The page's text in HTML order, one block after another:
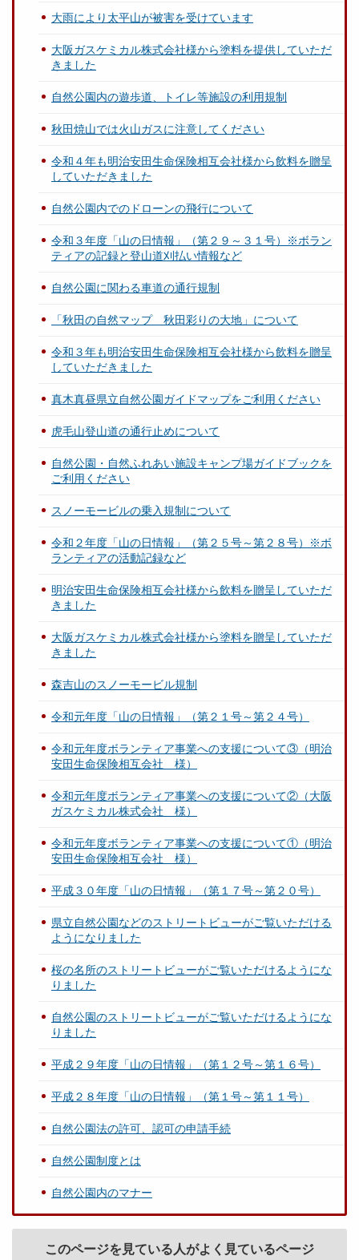
大雨により太平山が被害を受けています
大阪ガスケミカル株式会社様から塗料を提供していただ
きました
自然公園内の遊歩道、トイレ等施設の利用規制
秋田焼山では火山ガスに注意してください
令和４年も明治安田生命保険相互会社様から飲料を贈呈
していただきました
自然公園内でのドローンの飛行について
令和３年度「山の日情報」（第２９～３１号）※ボラン
ティアの記録と登山道刈払い情報など
自然公園に関わる車道の通行規制
「秋田の自然マップ 秋田彩りの大地」について
令和３年も明治安田生命保険相互会社様から飲料を贈呈
していただきました
真木真昼県立自然公園ガイドマップをご利用ください
虎毛山登山道の通行止めについて
自然公園・自然ふれあい施設キャンプ場ガイドブックを
ご利用ください
スノーモービルの乗入規制について
令和２年度「山の日情報」（第２５号～第２８号）※ボ
ランティアの活動記録など
明治安田生命保険相互会社様から飲料を贈呈していただ
きました
大阪ガスケミカル株式会社様から塗料を贈呈していただ
きました
森吉山のスノーモービル規制
令和元年度「山の日情報」（第２１号～第２４号）
令和元年度ボランティア事業への支援について③（明治
安田生命保険相互会社 様）
令和元年度ボランティア事業への支援について②（大阪
ガスケミカル株式会社 様）
令和元年度ボランティア事業への支援について①（明治
安田生命保険相互会社 様）
平成３０年度「山の日情報」（第１７号～第２０号）
県立自然公園などのストリートビューがご覧いただける
ようになりました
桜の名所のストリートビューがご覧いただけるようにな
りました
自然公園のストリートビューがご覧いただけるようにな
りました
平成２９年度「山の日情報」（第１２号～第１６号）
平成２８年度「山の日情報」（第１号～第１１号）
自然公園法の許可、認可の申請手続
自然公園制度とは
自然公園内のマナー
このページを見ている人がよく見ているページ